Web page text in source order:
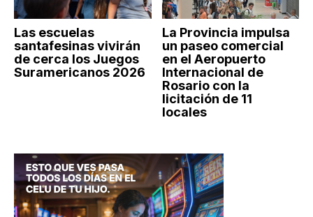
Las escuelas
santafesinas vivirán
de cerca los Juegos
Suramericanos 2026
La Provincia impulsa
un paseo comercial
en el Aeropuerto
Internacional de
Rosario con la
licitación de 11
locales